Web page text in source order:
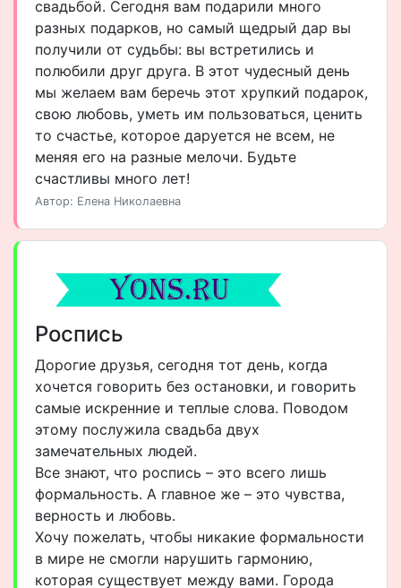
свадьбой. Сегодня вам подарили много
разных подарков, но самый щедрый дар вы
получили от судьбы: вы встретились и
полюбили друг друга. В этот чудесный день
мы желаем вам беречь этот хрупкий подарок,
свою любовь, уметь им пользоваться, ценить
то счастье, которое даруется не всем, не
меняя его на разные мелочи. Будьте
счастливы много лет!
Автор: Елена Николаевна
Роспись
Дорогие друзья, сегодня тот день, когда
хочется говорить без остановки, и говорить
самые искренние и теплые слова. Поводом
этому послужила свадьба двух
замечательных людей.
Все знают, что роспись – это всего лишь
формальность. А главное же – это чувства,
верность и любовь.
Хочу пожелать, чтобы никакие формальности
в мире не смогли нарушить гармонию,
которая существует между вами. Города